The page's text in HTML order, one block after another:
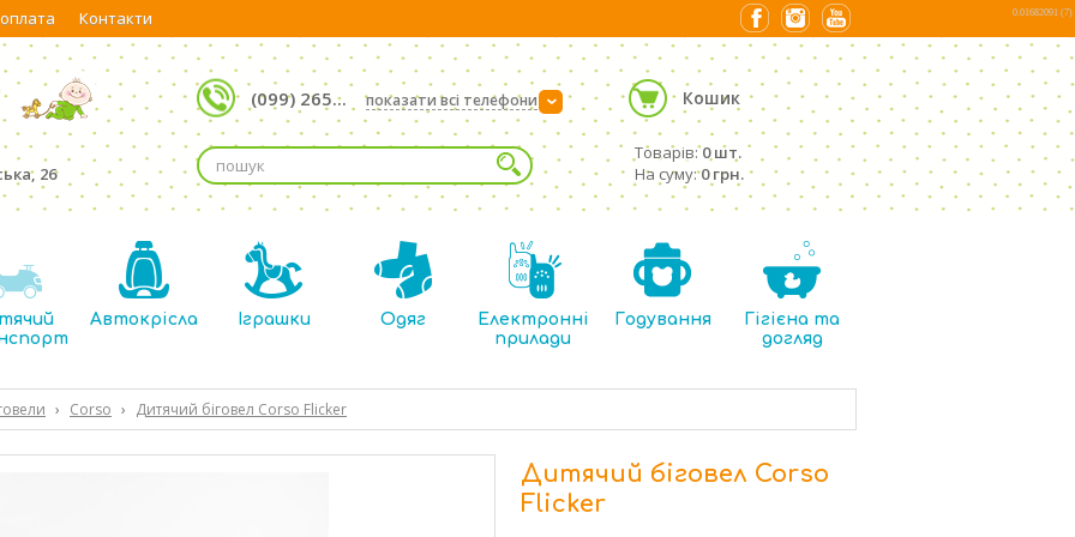
Контакти
26
(099) 265... ›
показати всі телефони Кошик
Товарів:0 шт.
На суму:0 грн.
Автокрісла Іграшки Одяг
Електронні
прилади
Годування
Гігієна та
догляд
› Corso › Дитячий біговел Corso Flicker
Дитячий біговел Corso
Flicker
0.01682091 (7)